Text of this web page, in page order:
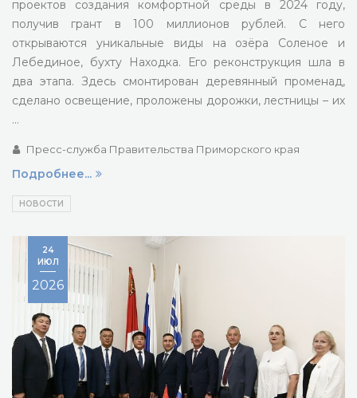
проектов создания комфортной среды в 2024 году,
получив грант в 100 миллионов рублей. С него
открываются уникальные виды на озёра Соленое и
Лебединое, бухту Находка. Его реконструкция шла в
два этапа. Здесь смонтирован деревянный променад,
сделано освещение, проложены дорожки, лестницы – их
…
Пресс-служба Правительства Приморского края
Подробнее...
НОВОСТИ
24
ИЮЛ
2026